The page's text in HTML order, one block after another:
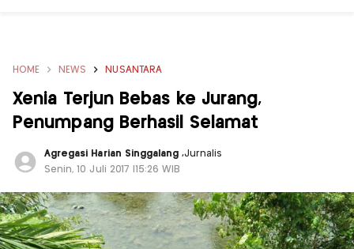
HOME NEWS NUSANTARA
Xenia Terjun Bebas ke Jurang,
Penumpang Berhasil Selamat
Agregasi Harian Singgalang,Jurnalis
Senin, 10 Juli 2017 |15:26 WIB